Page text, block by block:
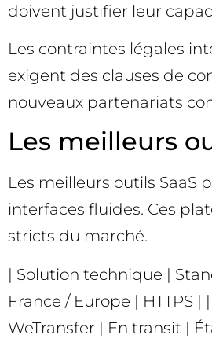
doivent justifier leur
Les contraintes légales
exigent des clauses de
nouveaux partenariats
Les meilleurs
Les meilleurs outils SaaS
interfaces fluides. Ces
stricts du marché.
| Solution technique |
France / Europe | HTTPS
WeTransfer | En transit |